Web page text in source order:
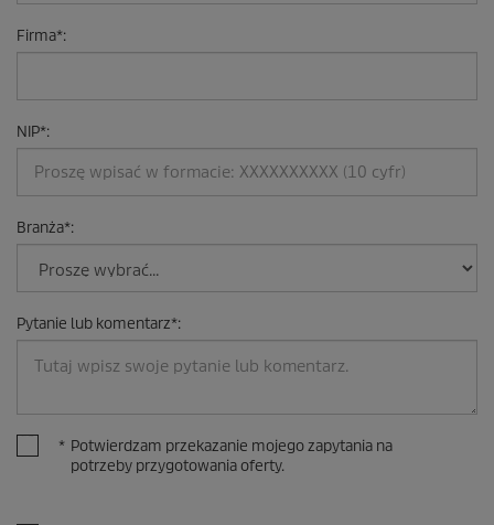
Firma*:
NIP*:
Branża*:
Pytanie lub komentarz*:
* Potwierdzam przekazanie mojego zapytania na
potrzeby przygotowania oferty.